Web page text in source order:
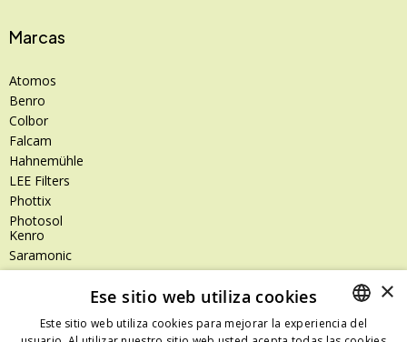
Marcas
Atomos
Benro
Colbor
Falcam
Hahnemühle
LEE Filters
Phottix
Photosol
Kenro
Saramonic
Shimoda
SanDisk Professional
Tenba
×
Ese sitio web utiliza cookies
Este sitio web utiliza cookies para mejorar la experiencia del